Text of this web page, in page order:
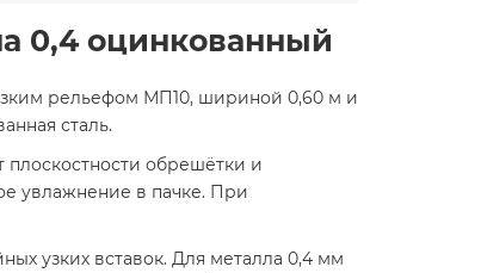
0,4 оцинкованный
рельефом МП10, шириной 0,60 м и
сталь.
обрешётки и
увлажнение в пачке. При
узких вставок. Для металла 0,4 мм